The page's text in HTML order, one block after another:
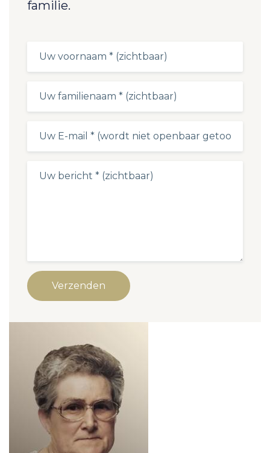
familie.
Verzenden